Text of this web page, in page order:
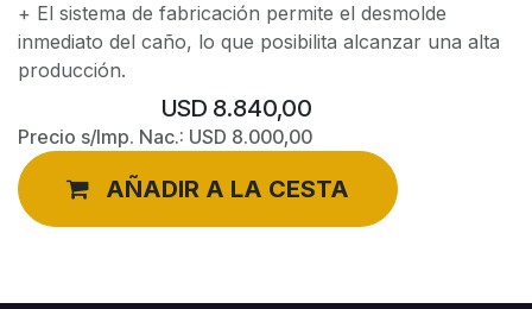
+ El sistema de fabricación permite el desmolde
inmediato del caño, lo que posibilita alcanzar una alta
producción.
USD 8.840,00
Precio s/Imp. Nac.: USD 8.000,00
AÑADIR A LA CESTA